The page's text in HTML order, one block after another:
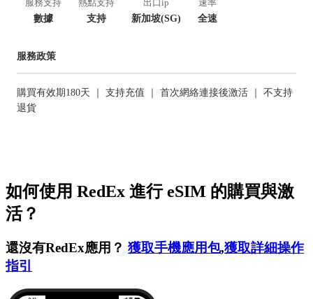
服務支持
數據
熱點支持
支持
出口ip
新加坡(SG)
速率
全速
服務政策
購買有效期180天 ｜ 支持充值 ｜ 首次網絡連接後激活 ｜ 不支持
退貨
如何使用 RedEx 進行 eSIM 的購買與激
活？
還沒有RedEx應用？ 獲取手機應用包,獲取詳細操作
指引